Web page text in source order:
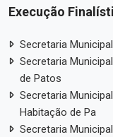
Execução
Secretaria
Secretaria
de Patos
Secretaria
Habitação de Pa
Secretaria